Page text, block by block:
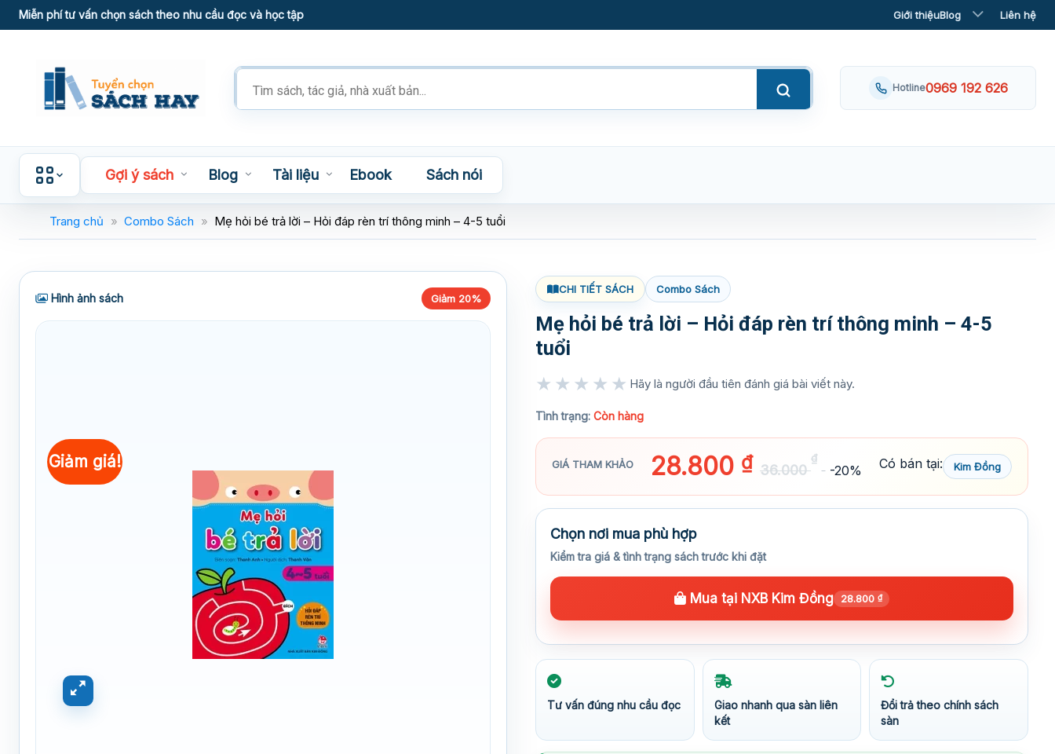
Skip
to
Miễn phí tư vấn chọn sách theo nhu cầu đọc và học tập Giới thiệuBlog Liên hệ
Tìm
kiếm
phẩm
Hotline0969 192 626
Gợi ý sách Blog Tài liệu Ebook Sách nói
Trang chủ » Combo Sách » Mẹ hỏi bé trả lời – Hỏi đáp rèn trí thông minh – 4-5 tuổi
Hình ảnh sách Giảm 20%
Giảm giá!
CHI TIẾT SÁCH Combo Sách
Mẹ hỏi bé trả lời – Hỏi đáp rèn trí thông minh – 4-5
tuổi
★★★★★ Hãy là người đầu tiên đánh giá bài viết này.
Tình trạng: Còn hàng
GIÁ THAM KHẢO 28.800 ₫ 36.000
₫
-20% Có bán tại: Kim Đồng
Chọn nơi mua phù hợp
Kiểm tra giá & tình trạng sách trước khi đặt
Mua tại NXB Kim Đồng 28.800 ₫
Tư vấn đúng nhu cầu đọc
Giao nhanh qua sàn liên
kết
Đổi trả theo chính sách
sàn